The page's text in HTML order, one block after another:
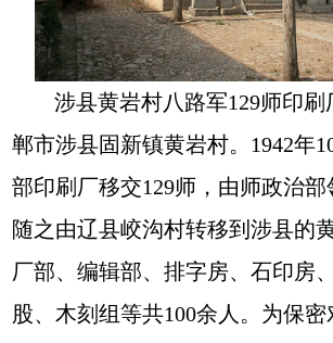
涉县黄岩村八路军129师印
郸市涉县固新镇黄岩村。1942年
部印刷厂移交129师，由师政治
随之由辽县峧沟村转移到涉县的
厂部、编辑部、排字房、石印房
股、木刻组等共100余人。为保密